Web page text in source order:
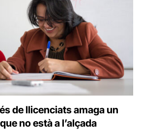
de llicenciats amaga un
no està a l’alçada